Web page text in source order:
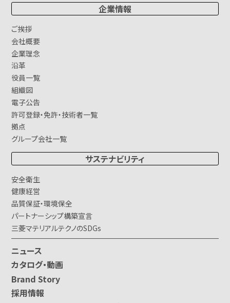
企業情報
ご挨拶
会社概要
企業理念
沿革
役員一覧
組織図
電子公告
許可登録・免許・技術者一覧
拠点
グループ会社一覧
サステナビリティ
安全衛生
健康経営
品質保証・環境保全
パートナーシップ構築宣言
三菱マテリアルテクノのSDGs
ニュース
カタログ・動画
Brand Story
採用情報